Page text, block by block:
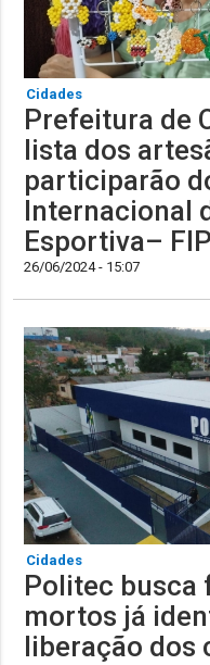
Cidades
Prefeitura de
lista dos
participarão
Internacional
Esportiva–
26/06/2024 - 15:07
Cidades
Politec busca
mortos já
liberação dos